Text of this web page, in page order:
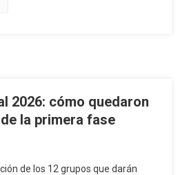
2026: cómo quedaron
la primera fase
de los 12 grupos que darán